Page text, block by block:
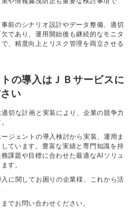
前のシナリオ設計やデータ整備、適切
であり、運用開始後も継続的なモニタ
、精度向上とリスク管理を両立させる
の導入はＪＢサービスに
い
切な計画と実装により、企業の競争力
ジェントの導入検討から実装、運用ま
ています。豊富な実績と専門知識を持
課題や目標に合わせた最適なAIソリュ
す。
に関してお困りの企業様、これから活
でお問い合わせください。